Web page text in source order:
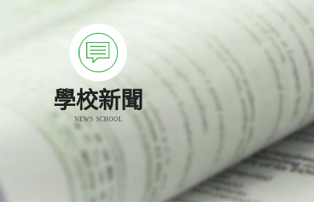
學校新聞
NEWS SCHOOL